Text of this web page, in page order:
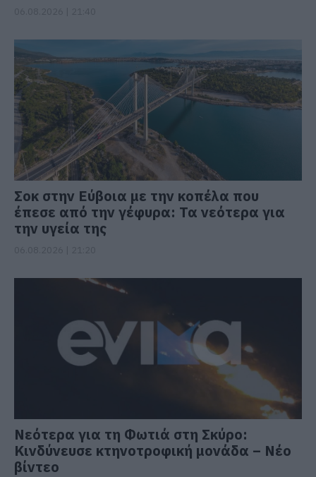
Σοκ στην Εύβοια με την κοπέλα που
έπεσε από την γέφυρα: Τα νεότερα για
την υγεία της
Νεότερα για τη Φωτιά στη Σκύρο:
Κινδύνευσε κτηνοτροφική μονάδα – Νέο
βίντεο